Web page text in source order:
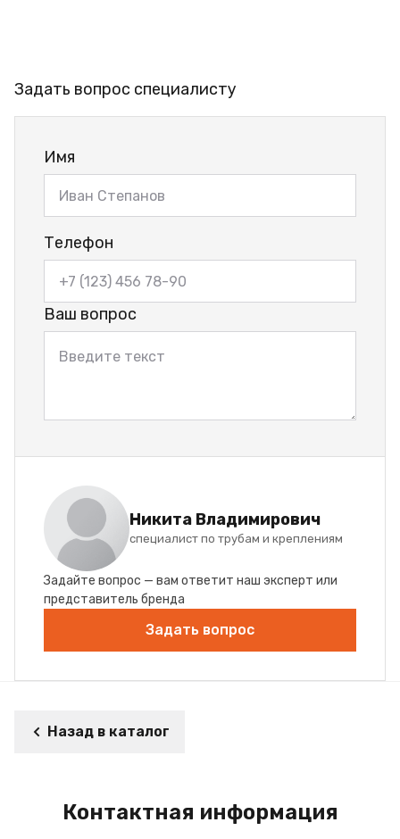
Задать вопрос специалисту
Имя
Телефон
Ваш вопрос
Никита Владимирович
специалист по трубам и креплениям
Задайте вопрос — вам ответит наш эксперт или
представитель бренда
Задать вопрос
Назад в каталог
Контактная информация